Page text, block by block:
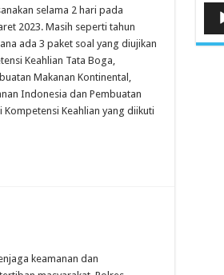
selama 2 hari pada
2023. Masih seperti tahun
ada 3 paket soal yang diujikan
Keahlian Tata Boga,
Makanan Kontinental,
Indonesia dan Pembuatan
Kompetensi Keahlian yang diikuti
keamanan dan